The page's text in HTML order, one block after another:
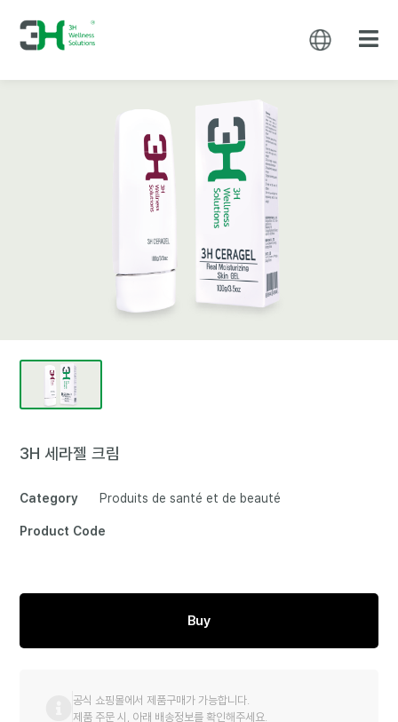
3H 세라젤 크림
Category
Produits de santé et de beauté
Product Code
Buy
공식 쇼핑몰에서 제품구매가 가능합니다.
제품 주문 시, 아래 배송정보를 확인해주세요.